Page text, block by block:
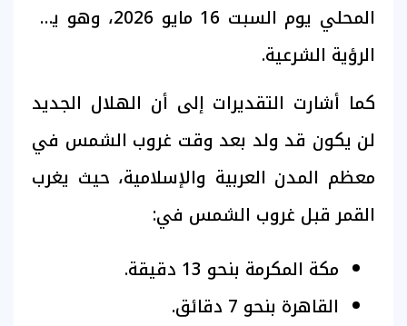
المحلي يوم السبت 16 مايو 2026، وهو يوم
الرؤية الشرعية.
كما أشارت التقديرات إلى أن الهلال الجديد
لن يكون قد ولد بعد وقت غروب الشمس في
معظم المدن العربية والإسلامية، حيث يغرب
القمر قبل غروب الشمس في:
مكة المكرمة بنحو 13 دقيقة.
القاهرة بنحو 7 دقائق.